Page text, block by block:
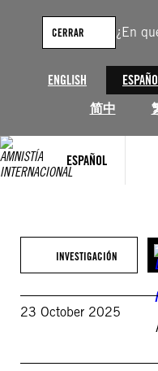
¿En
ENGLISH
简中
CERRAR
ESPAÑOL
contenido
INVESTIGACIÓN
23 October 2025